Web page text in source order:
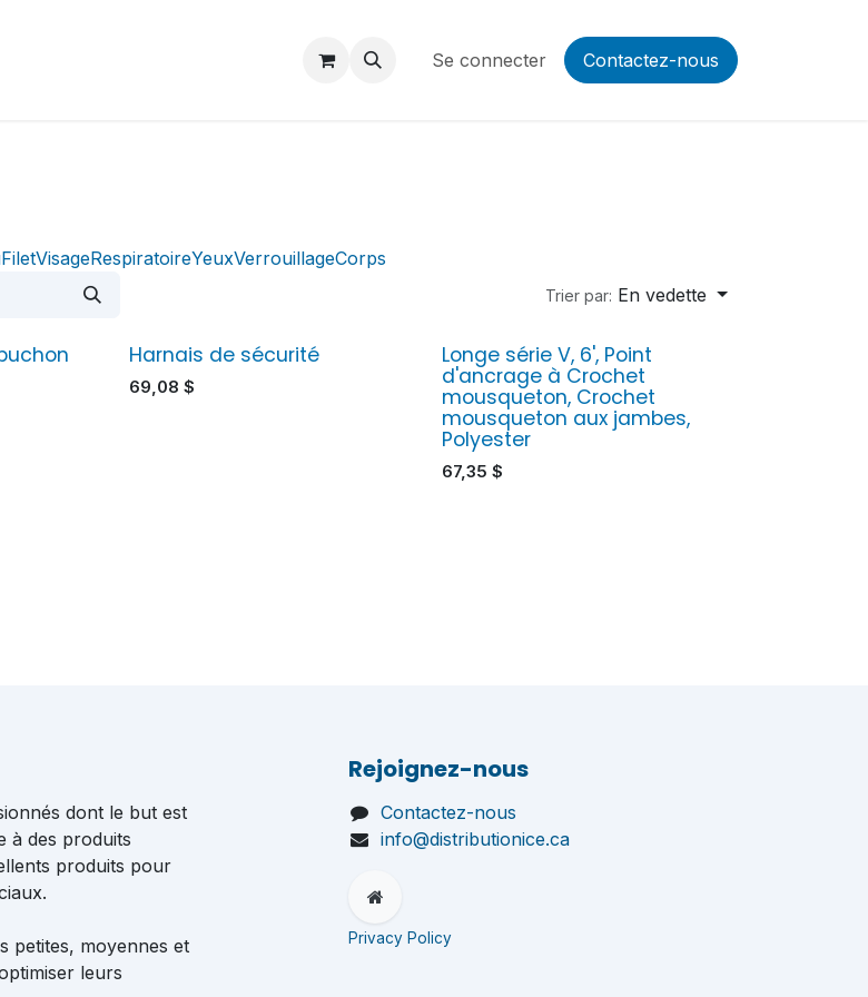
Se connecter Contactez-nous
FiletVisageRespiratoireYeuxVerrouillageCorps
Trier par: En vedette
Harnais de sécurité
69,08 $
Longe série V, 6', Point
d'ancrage à Crochet
mousqueton, Crochet
mousqueton aux jambes,
Polyester
67,35 $
dont le but est
à des produits
produits pour
petites, moyennes et
leurs
Rejoignez-nous
Contactez-nous
info@distributionice.ca
Privacy Policy